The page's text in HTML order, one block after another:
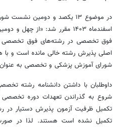
اسفندماه ۱۴۰۳ مقرر شد: «از
فوق تخصصی در رشته‌های فوق تخصصی
اصلی پذیرش رشته خالی مانده است و با
شورای آموزش پزشکی و تخصصی به
داوطلبان با داشتن دانشنامه رشته
شروع به گذراندن تعهدات دوره
تکمیل ظرفیت آزمون پذیرش دستیار
تکمیل نشده است هستند. لذا در